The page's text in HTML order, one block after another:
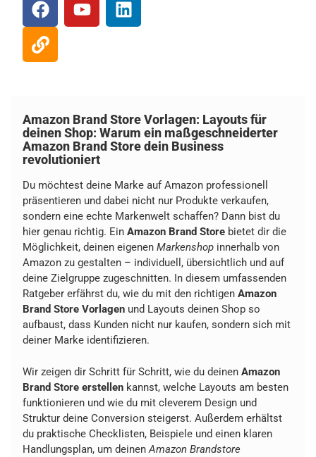
Amazon Brand Store Vorlagen: Layouts für
deinen Shop: Warum ein maßgeschneiderter
Amazon Brand Store dein Business
revolutioniert
Du möchtest deine Marke auf Amazon professionell
präsentieren und dabei nicht nur Produkte verkaufen,
sondern eine echte Markenwelt schaffen? Dann bist du
hier genau richtig. Ein Amazon Brand Store bietet dir die
Möglichkeit, deinen eigenen Markenshop innerhalb von
Amazon zu gestalten – individuell, übersichtlich und auf
deine Zielgruppe zugeschnitten. In diesem umfassenden
Ratgeber erfährst du, wie du mit den richtigen Amazon
Brand Store Vorlagen und Layouts deinen Shop so
aufbaust, dass Kunden nicht nur kaufen, sondern sich mit
deiner Marke identifizieren.
Wir zeigen dir Schritt für Schritt, wie du deinen Amazon
Brand Store erstellen kannst, welche Layouts am besten
funktionieren und wie du mit cleverem Design und
Struktur deine Conversion steigerst. Außerdem erhältst
du praktische Checklisten, Beispiele und einen klaren
Handlungsplan, um deinen Amazon Brandstore